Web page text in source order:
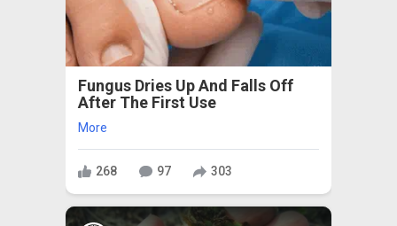
Fungus Dries Up And Falls Off
After The First Use
More
268 97 303